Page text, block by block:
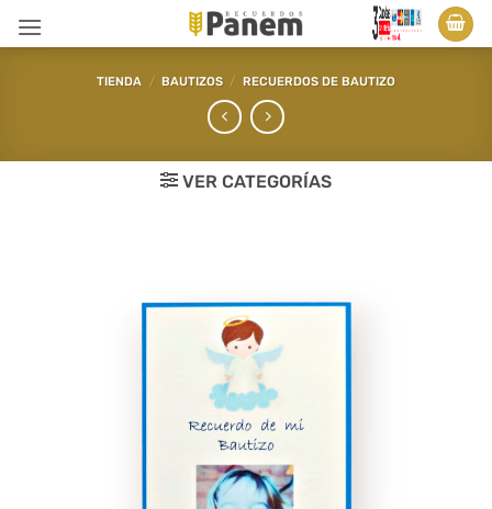
TIENDA / BAUTIZOS / RECUERDOS DE BAUTIZO
VER CATEGORÍAS